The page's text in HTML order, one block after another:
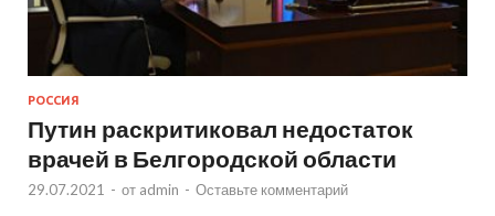
РОССИЯ
Путин раскритиковал недостаток
врачей в Белгородской области
29.07.2021 - от admin - Оставьте комментарий